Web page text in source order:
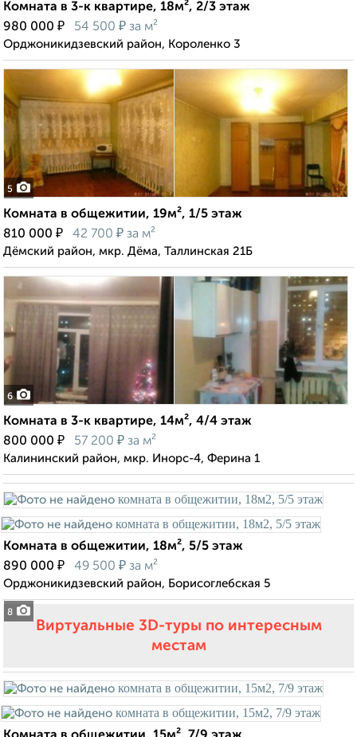
Комната в 3-к квартире, 18м², 2/3 этаж
980 000 ₽ 54 500 ₽ за м²
Орджоникидзевский район, Короленко 3
5
Комната в общежитии, 19м², 1/5 этаж
810 000 ₽ 42 700 ₽ за м²
Дёмский район, мкр. Дёма, Таллинская 21Б
6
Комната в 3-к квартире, 14м², 4/4 этаж
800 000 ₽ 57 200 ₽ за м²
Калининский район, мкр. Инорс-4, Ферина 1
8
Комната в общежитии, 18м², 5/5 этаж
890 000 ₽ 49 500 ₽ за м²
Орджоникидзевский район, Борисоглебская 5
Виртуальные 3D-туры по интересным
местам